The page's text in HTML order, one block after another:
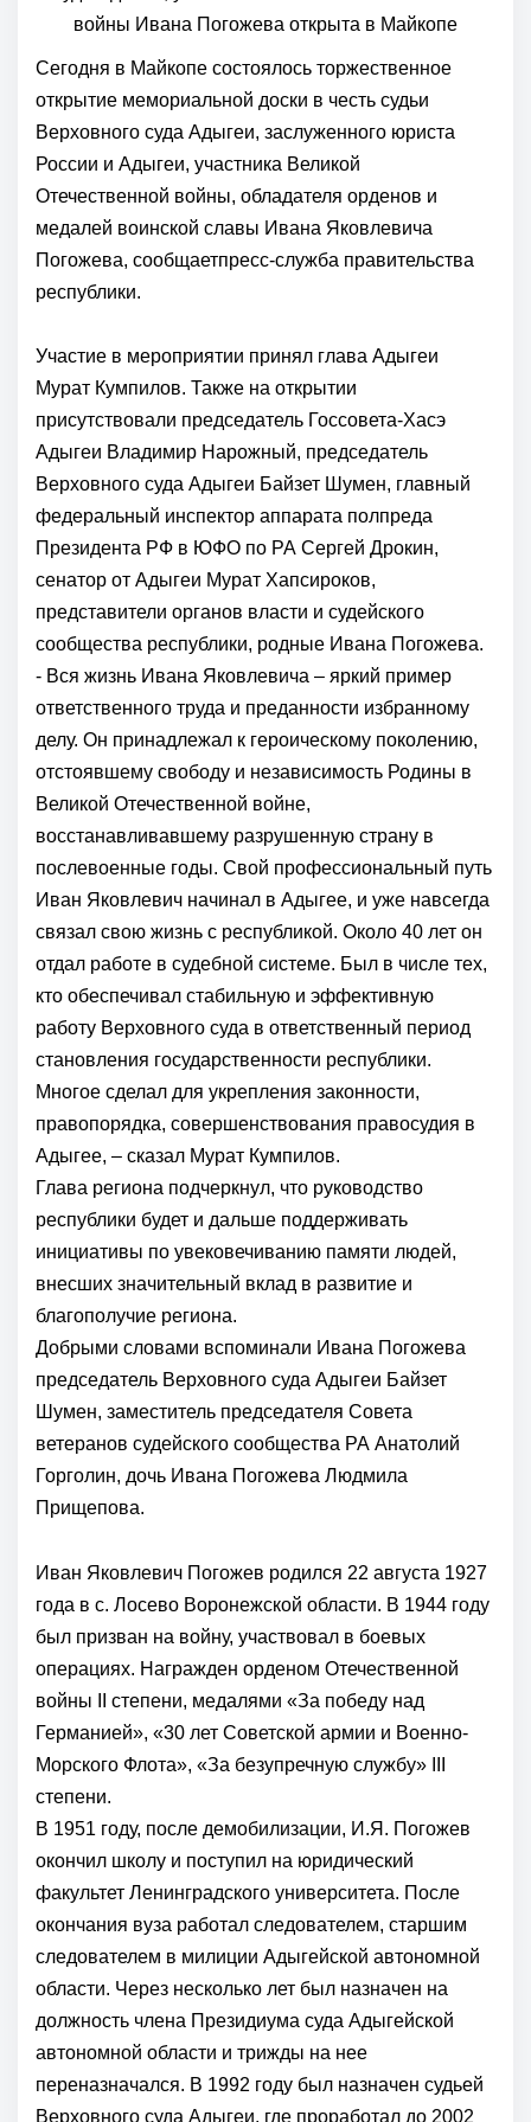
Сегодня в Майкопе состоялось торжественное
открытие мемориальной доски в честь судьи
Верховного суда Адыгеи, заслуженного юриста
России и Адыгеи, участника Великой
Отечественной войны, обладателя орденов и
медалей воинской славы Ивана Яковлевича
Погожева, сообщаетпресс-служба правительства
республики.
Участие в мероприятии принял глава Адыгеи
Мурат Кумпилов. Также на открытии
присутствовали председатель Госсовета-Хасэ
Адыгеи Владимир Нарожный, председатель
Верховного суда Адыгеи Байзет Шумен, главный
федеральный инспектор аппарата полпреда
Президента РФ в ЮФО по РА Сергей Дрокин,
сенатор от Адыгеи Мурат Хапсироков,
представители органов власти и судейского
сообщества республики, родные Ивана Погожева.
- Вся жизнь Ивана Яковлевича – яркий пример
ответственного труда и преданности избранному
делу. Он принадлежал к героическому поколению,
отстоявшему свободу и независимость Родины в
Великой Отечественной войне,
восстанавливавшему разрушенную страну в
послевоенные годы. Свой профессиональный путь
Иван Яковлевич начинал в Адыгее, и уже навсегда
связал свою жизнь с республикой. Около 40 лет он
отдал работе в судебной системе. Был в числе тех,
кто обеспечивал стабильную и эффективную
работу Верховного суда в ответственный период
становления государственности республики.
Многое сделал для укрепления законности,
правопорядка, совершенствования правосудия в
Адыгее, – сказал Мурат Кумпилов.
Глава региона подчеркнул, что руководство
республики будет и дальше поддерживать
инициативы по увековечиванию памяти людей,
внесших значительный вклад в развитие и
благополучие региона.
Добрыми словами вспоминали Ивана Погожева
председатель Верховного суда Адыгеи Байзет
Шумен, заместитель председателя Совета
ветеранов судейского сообщества РА Анатолий
Горголин, дочь Ивана Погожева Людмила
Прищепова.
Иван Яковлевич Погожев родился 22 августа 1927
года в с. Лосево Воронежской области. В 1944 году
был призван на войну, участвовал в боевых
операциях. Награжден орденом Отечественной
войны II степени, медалями «За победу над
Германией», «30 лет Советской армии и Военно-
Морского Флота», «За безупречную службу» III
степени.
В 1951 году, после демобилизации, И.Я. Погожев
окончил школу и поступил на юридический
факультет Ленинградского университета. После
окончания вуза работал следователем, старшим
следователем в милиции Адыгейской автономной
области. Через несколько лет был назначен на
должность члена Президиума суда Адыгейской
автономной области и трижды на нее
переназначался. В 1992 году был назначен судьей
Верховного суда Адыгеи, где проработал до 2002